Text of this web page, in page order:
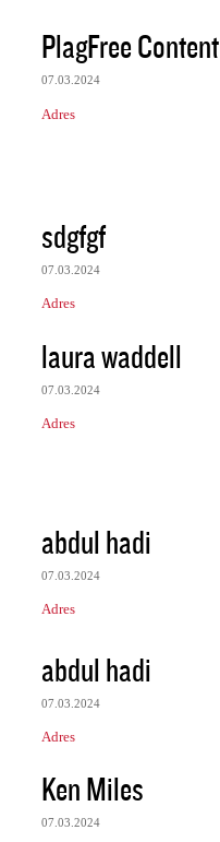
PlagFree Content
07.03.2024
Adres
sdgfgf
07.03.2024
Adres
laura waddell
07.03.2024
Adres
abdul hadi
07.03.2024
Adres
abdul hadi
07.03.2024
Adres
Ken Miles
07.03.2024